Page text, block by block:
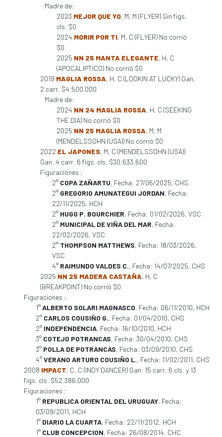
Madre de:
2023 MEJOR QUE YO, M, M (FLYER) Sin figs.
cls. $0
2024 MORIR POR TI, M, C (FLYER) No corrió
$0
2025 NN 25 MANTA ELEGANTE, H, C
(APOCALIPTICO) No corrió $0
2019 MAGLIA ROSSA, H, C (LOOKIN AT LUCKY) Gan.
2 carr. $4.500.000
Madre de:
2024 NN 24 MAGLIA ROSSA, H, C (SEEKING
THE DIA) No corrió $0
2025 NN 25 MAGLIA ROSSA, M, M
(MENDELSSOHN (USA)) No corrió $0
2022 EL JAPONES, M, C (MENDELSSOHN (USA))
Gan. 4 carr. 6 figs. cls. $30.633.600
Figuraciones :
2° COPA ZAÑARTU, Fecha: 27/06/2025, CHS
2° GREGORIO AMUNATEGUI JORDAN, Fecha:
22/11/2025, HCH
2° HUGO P. BOURCHIER, Fecha: 01/02/2026, VSC
2° MUNICIPAL DE VIÑA DEL MAR, Fecha:
22/02/2026, VSC
2° THOMPSON MATTHEWS, Fecha: 18/03/2026,
VSC
4° RAIMUNDO VALDES C., Fecha: 14/07/2025, CHS
2025 NN 25 MADERA CASTAÑA, H, C
(BREAKPOINT) No corrió $0
Figuraciones :
1°ALBERTO SOLARI MAGNASCO, Fecha: 06/11/2010, HCH
2° CARLOS COUSIÑO G., Fecha: 01/04/2010, CHS
2° INDEPENDENCIA, Fecha: 16/10/2010, HCH
3° COTEJO POTRANCAS, Fecha: 30/04/2010, CHS
3° POLLA DE POTRANCAS, Fecha: 03/09/2010, CHS
4°VERANO ARTURO COUSIÑO L., Fecha: 11/02/2011, CHS
2008 IMPACT, C, C (INDY DANCER) Gan. 15 carr. 6 cls. y 13
figs. cls. $52.386.000
Figuraciones :
1° REPUBLICA ORIENTAL DEL URUGUAY, Fecha:
03/09/2011, HCH
1° DIARIO LA CUARTA, Fecha: 22/11/2012, HCH
1° CLUB CONCEPCION, Fecha: 26/08/2014, CHC